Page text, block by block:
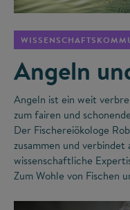
Angeln
Angeln ist ein weit
zum fairen und
Der Fischereiökologe
zusammen und verbindet
wissenschaftliche
Zum Wohle von Fischen